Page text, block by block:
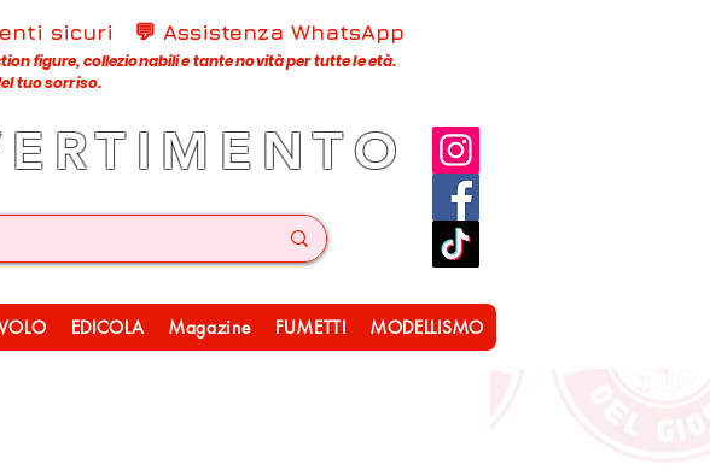
sicuri 💬 Assistenza WhatsApp
figure, collezionabili e tante novità per tutte le età.
tuo sorriso.
EDICOLA Magazine FUMETTI MODELLISMO